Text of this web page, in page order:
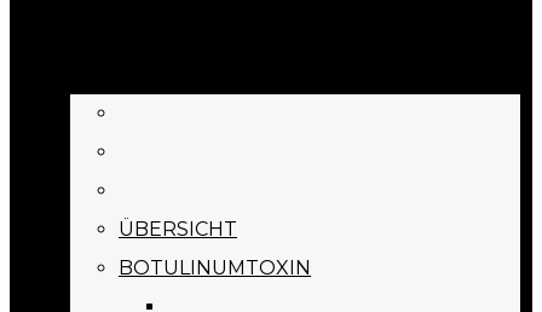
ÜBERSICHT
BOTULINUMTOXIN